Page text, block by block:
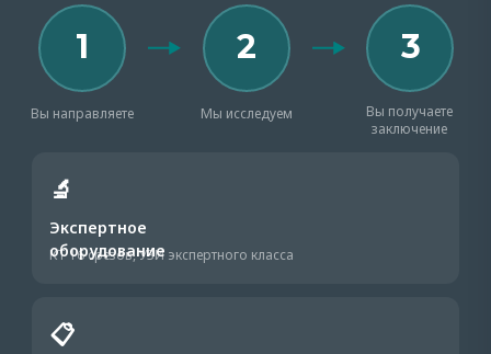
Вы получаете
заключение
Мы исследуем
Вы направляете
3
2
1
📋
🔬
КТ 16 срезов, УЗИ экспертного класса
Экспертное
оборудование